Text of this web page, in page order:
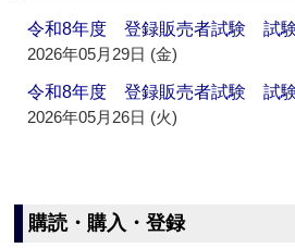
令和8年度 登録販売者試験 試
2026年05月29日 (金)
令和8年度 登録販売者試験 試
2026年05月26日 (火)
購読・購入・登録